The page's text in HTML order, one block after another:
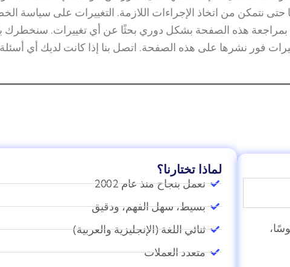
نتمكن من اتخاذ الإجراءات اللازمة. التغييرات على سياسة
هذه الصفحة بشكل دوري بحثًا عن أي تغييرات. سنخطرك
فور نشرها على هذه الصفحة. اتصل بنا إذا كانت لديك أي
لماذا تختارنا؟
نعمل بنجاح منذ عام 2002
بسيط، سهل الفهم، ودقيق
ثنائي اللغة (الإنجليزية والعربية)
متعدد العملات